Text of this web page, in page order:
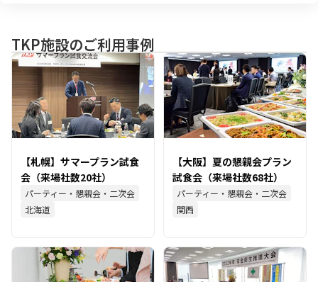
TKP施設のご利用事例
【札幌】サマープラン試食
会（来場社数20社）
パーティー・懇親会・二次会
北海道
【大阪】夏の懇親会プラン
試食会（来場社数68社）
パーティー・懇親会・二次会
関西